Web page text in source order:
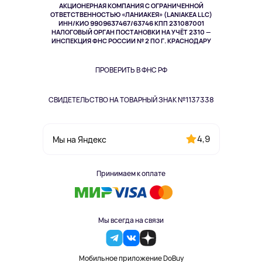
АКЦИОНЕРНАЯ КОМПАНИЯ С ОГРАНИЧЕННОЙ
ОТВЕТСТВЕННОСТЬЮ «ЛАНИАКЕЯ» (LANIAKEA LLC)
ИНН/КИО 9909637467/63746 КПП 231087001
НАЛОГОВЫЙ ОРГАН ПОСТАНОВКИ НА УЧЁТ 2310 —
ИНСПЕКЦИЯ ФНС РОССИИ № 2 ПО Г. КРАСНОДАРУ
ПРОВЕРИТЬ В ФНС РФ
СВИДЕТЕЛЬСТВО НА ТОВАРНЫЙ ЗНАК №1137338
Мы на Яндекс 4,9
Принимаем к оплате
Мы всегда на связи
Мобильное приложение DoBuy
Здоровье питомцев
Одежда и аксессуары